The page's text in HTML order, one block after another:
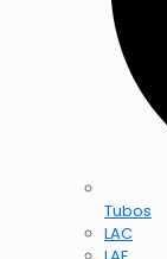
Tubos
LAC